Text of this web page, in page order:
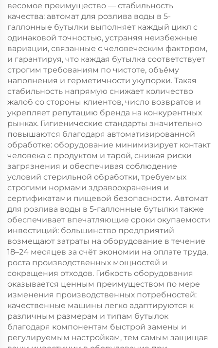
весомое преимущество — стабильность
качества: автомат для розлива воды в 5-
галлонные бутылки выполняет каждый цикл с
одинаковой точностью, устраняя неизбежные
вариации, связанные с человеческим фактором,
и гарантируя, что каждая бутылка соответствует
строгим требованиям по чистоте, объёму
наполнения и герметичности укупорки. Такая
стабильность напрямую снижает количество
жалоб со стороны клиентов, число возвратов и
укрепляет репутацию бренда на конкурентных
рынках. Гигиенические стандарты значительно
повышаются благодаря автоматизированной
обработке: оборудование минимизирует контакт
человека с продуктом и тарой, снижая риски
загрязнения и обеспечивая соблюдение
условий стерильной обработки, требуемых
строгими нормами здравоохранения и
сертификатами пищевой безопасности. Автомат
для розлива воды в 5-галлонные бутылки также
обеспечивает впечатляющие сроки окупаемости
инвестиций: большинство предприятий
возмещают затраты на оборудование в течение
18–24 месяцев за счёт экономии на оплате труда,
роста производственных мощностей и
сокращения отходов. Гибкость оборудования
оказывается ценным преимуществом по мере
изменения производственных потребностей:
качественные машины легко адаптируются к
различным размерам и типам бутылок
благодаря компонентам быстрой замены и
регулируемым настройкам, тем самым защищая